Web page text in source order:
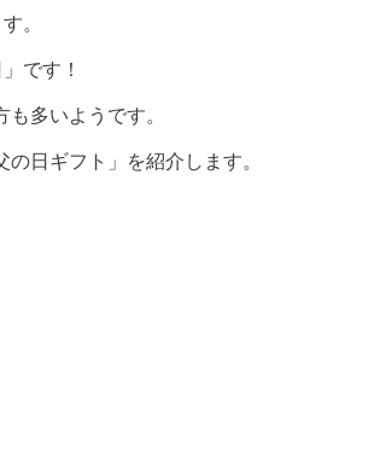
。
です！
多いようです。
日ギフト」を紹介します。